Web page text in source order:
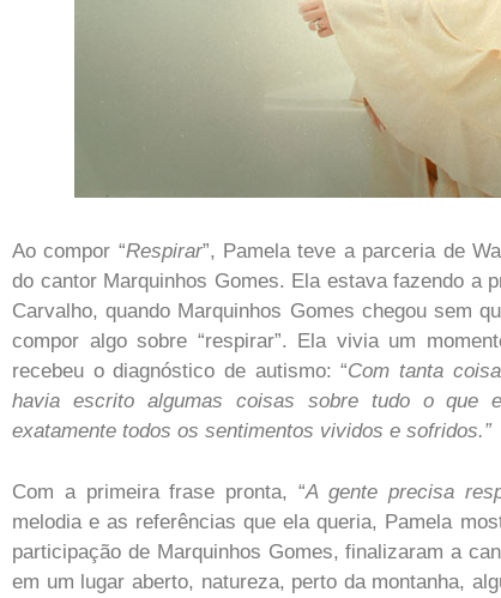
Ao compor “Respirar”, Pamela teve a parceria de
do cantor Marquinhos Gomes. Ela estava fazendo a
Carvalho, quando Marquinhos Gomes chegou sem
compor algo sobre “respirar”. Ela vivia um
recebeu o diagnóstico de autismo: “Com tanta
havia escrito algumas coisas sobre tudo o que
exatamente todos os sentimentos vividos e sofridos.”
Com a primeira frase pronta, “A gente precisa
melodia e as referências que ela queria, Pamela
participação de Marquinhos Gomes, finalizaram a
em um lugar aberto, natureza, perto da montanha,